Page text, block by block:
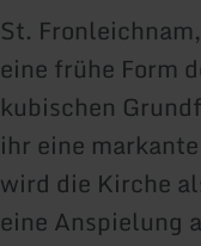
St.
eine frühe Form
kubischen
ihr eine
wird die Kirche
eine Anspielung